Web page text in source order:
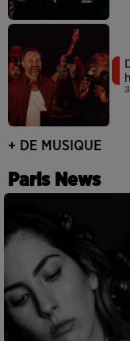
+ DE MUSIQUE
Paris News